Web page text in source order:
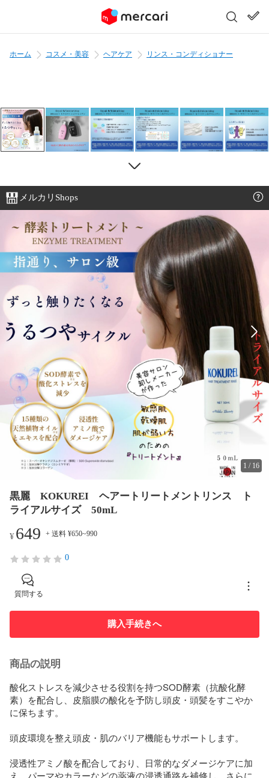
ホーム コスメ・美容 ヘアケア リンス・コンディショナー
メルカリShops
1 / 16
黒麗 KOKUREI ヘアートリートメントリンス ト
ライアルサイズ 50mL
¥649 + 送料 ¥650~990
0
質問する
購入手続きへ
商品の説明
酸化ストレスを減少させる役割を持つSOD酵素（抗酸化酵
素）を配合し、皮脂膜の酸化を予防し頭皮・頭髪をすこやか
に保ちます。
頭皮環境を整え頭皮・肌のバリア機能もサポートします。
浸透性アミノ酸を配合しており、日常的なダメージケアに加
え、パーマやカラーなどの薬液の浸透通路を補修し、さらに